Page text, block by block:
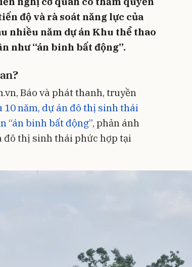
độ và rà soát năng lực của
nhiều năm dự án Khu thể thao
như “án binh bất động”.
Báo và phát thanh, truyền
10 năm, dự án đô thị sinh thái
“án binh bất động”, phản ánh
đô thị sinh thái phức hợp tại